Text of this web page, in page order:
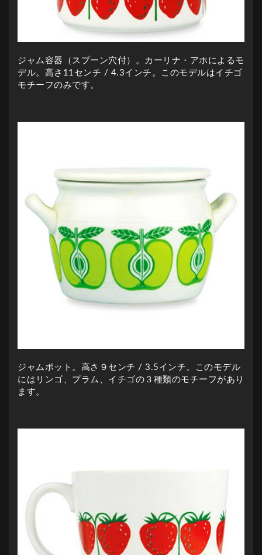
ジャム容器（スプーン穴付）。カーリナ・アホによるモ
デル。高さ11センチ / 4.3インチ。このモデルはイチゴ
モチーフのみです。
ジャムポット。高さ９センチ / 3.5インチ。このモデル
にはリンゴ、プラム、イチゴの３種類のモチーフがあり
ます。